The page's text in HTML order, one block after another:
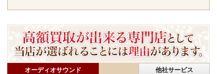
オーディオサウンド 他社サービス